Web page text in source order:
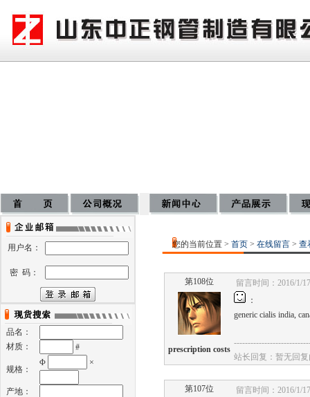
用户名：
密 码：
品名：
材质：
#
规格：
Φ ×
产地：
您的当前位置 > 首页> 在线留言> 查
第108位
留言时间：2016/1/
：
genericcialisindia,
prescription costs
站长回复：暂无回复
第107位
留言时间：2016/1/